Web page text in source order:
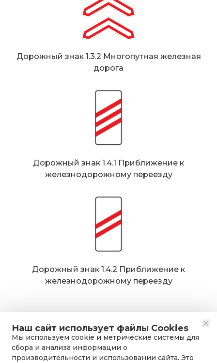
Наш сайт использует файлы Cookies
Мы используем cookie и метрические системы для
сбора и анализа информации о
производительности и использовании сайта. Это
Дорожный знак 1.3.2 Многопутная железная
дорога
Дорожный знак 1.4.1 Приближение к
железнодорожному переезду
Дорожный знак 1.4.2 Приближение к
железнодорожному переезду